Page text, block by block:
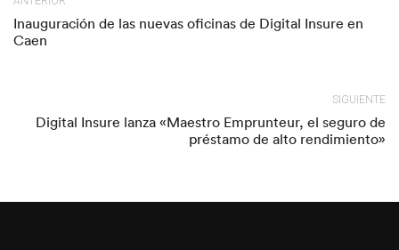
Inauguración de las nuevas oficinas de Digital Insure en
Caen
SIGUIENTE
Digital Insure lanza «Maestro Emprunteur, el seguro de
préstamo de alto rendimiento»